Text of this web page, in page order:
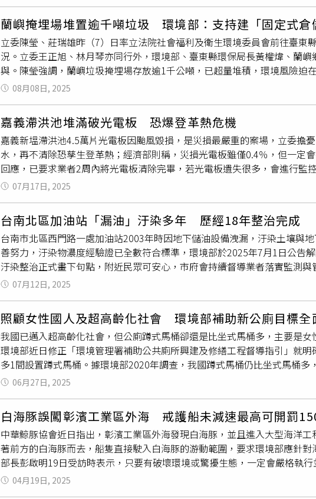
運，國防部也跟民眾進行對接，若是需要家戶清運，國軍可提供協助。此外
外，將比照《災害防救法》的相關規定，協調台糖土地暫置廢棄物。此外，
軍跟慈濟志工進行清理，經濟部產發署緊急購置的800套高壓噴水槍也在27
國軍、慈濟及光復鄉公所使用，提升清理效能。水電恢復部分，台水公司跟
家園需要大量用水，恐造成系統水壓不足，因此台水公司增加光復鄉設置接
的民眾，也會透過水車加強運補。至於農業部負責農水路的功能恢復，這兩
及南區
人員6日稽查新庄光電場廢棄光電板已清除。（圖／翻攝畫面
光電場稽查廢棄光電板已清除。（圖／翻攝畫面）環保局統計至8月29日仍
度，環保局指出，6日會同南區環管署人員到場稽查，已無廢棄光電板，已
司因大量毀損光電設施堆放路邊，依違反《廢棄物清理法》開罰，荷苞嶼滯
滯洪池被罰3次，各是100萬元、200萬元、300萬元，總計開罰900萬元，
繳，尚有700萬元未繳，但也不排除業者會提訴願。
蘭嶼掩埋場堆置逾千噸垃圾 環境部：支持建「固定式倉
立委陳瑩、莊瑞雄昨（7）日率立法院社會福利及衛生環境委員會前往臺東
況。立委王正旭、林月琴亦同行外，環境部、臺東縣環保局長黃權煒、蘭
與。陳瑩強調，蘭嶼垃圾掩埋場存放逾1千公噸，已超量堆積，環境風險迫
運垃圾，並提出長期處理規劃。目前蘭嶼每日垃圾產出約2公噸，年累積約
隨著觀光旺季即將到來，垃圾量恐將倍增。雖然環境部已核定「113–114
畫」，每年可轉運1,000公噸，但今（114）年度優先清運300多公噸裸露垃
局目前正辦理追加經費並擴充清運能量，避免垃圾堆置進一步危害居民健康
困境，陳瑩指出，受到東北季風與颱風影響，垃圾船班常常受阻，致使島
劃「固定式倉儲廠」，改善現有暫置設施，強化防颱、防外溢功能，避免
唯一掩埋場早已出現垃圾超量堆置情形，不僅垃圾堆如小山、自燃惡臭成常
嚴重影響居民生活與環境衛生安全。村民與當地議員皆強烈反映，垃圾外
考量蘭嶼特殊地理與強勁海風，建議規劃具抗海風侵蝕能力的堅固建築，並
也當場要求環境部，務必提高相關運費補助，協助蘭嶼將資源回收物清運出
得無虞」。環境部承諾，將與相關單位再赴蘭嶼會勘，確認清空蘭嶼島上
化蘭嶼環境。莊瑞雄提出兩項具體政策建議方向：一、提升政策透明，拓
圾清運替代方案，會同台東縣政府與航運單位，調度非東北季風期間之專
施，以舒緩掩埋場壓力、避免垃圾再次堆置失控。
08月08日, 2025
嘉義滯洪池堆滿破光電板 恐爆登革熱危機
嘉義新塭滯洪池4.5萬片光電板因颱風毀損，是災損最嚴重的案場，立委擔
水，再不清除恐孳生登革熱；經濟部則稱，災損光電板雖僅0.4％，但一定
回應，已要求業者2周內將光電板清除完畢，若光電板遺失很多，會進行監
出，她15日現勘發現新塭滯洪池堆積許多破碎的光電板，迄未清除，部分
形成登革熱，現場卻不見有施工單位或車輛清運，質疑為何經濟部跟環境
除？國民黨立委陳菁徽認為，即使每片光電板都標有序號，但一定會有零件
長顏旭明表示，已要求業者在2周內盡速清除堆在滯洪池的光電板，並優先
明則表示，14日檢驗嘉義、台南4處災損光電案場水質，重金屬含量均符合
光電板對環境沒有影響。每片光電板都有序號，若遺失很多，環境部後續
品加值產業園區一筆3900平方公尺的公共設施用地，供業者暫時堆放待回
蔡姓業者，聽到光電板要暫置園區，直說「不太適合吧？」除擔心汙染疑
07月17日, 2025
台南北區加油站「漏油」汙染多年 歷經18年整治完成
台南市北區西門路一處加油站2003年時因地下儲油設備洩漏，汙染土壤與
善努力，汙染物濃度經驗證已全數符合標準，環境部於2025年7月1日公告
汙染整治正式畫下句點，附近民眾可安心，市府會持續督導業者落實監測
出，2003年時環境部前身的環保署啟動全國老舊加油站汙染潛勢調查時，
「總石油碳氫化合物」，地下水中則含有「苯」、「甲苯」、「三氯乙烯
整治場址，業者於隔年提出整治計畫並獲核定，正式展開整治作業。因該
雜、站外道路地下管線密布，加上整治藥劑反應造成水質波動，工程歷經4
水處理、注藥分解等。整體工程歷時多年，投入經費近4700萬元，終於在
局今年4月進場進行汙染物驗證查核，結果顯示該處的土壤及地下水的汙染
報請環境部環管署審核後，正式同意於2025年7月1日公告解除列管，正式
調，加油站的儲油槽設施不能省，業者及員工必須做好監管，制定標準作
07月12日, 2025
照顧女性國人及超高齡化社會 環境部補助新公廁目標全
我國已邁入超高齡化社會，但公廁蹲式馬桶卻還是比坐式馬桶多，主要是女
環境部近日修正「環境管理署補助公共廁所興建及修繕工程督導指引」就
多1間設置蹲式馬桶。據環境部2020年調查，我國蹲式馬桶仍比坐式馬桶
內政部訂定的「公共建築物衛生設備設計手冊」提及，每座廁所坐式馬桶
森林公園之友基金會常務董事蔡建生27日參與環境部研討會時引述國外研
比水龍頭、手掌還多，而坐式廁所坐墊的細菌甚至比曬過太陽的衣服還少
到一旁，因此只能濕式清潔，讓細菌更易孳生，因此日本從2015年後不再
約50％民眾偏好使用蹲式廁所，女性比率更高、主要原因為擔心坐式馬桶
等，環境部今年已修正工程督導指引並且指出，目標推動全坐式馬桶，每
境衛生組副組長林憶芳說，全坐式廁所為未來方向，會以環境部補助設立
會中也有專家學者提及應多用如乾式清潔，
官員說，會從教育訓練
06月27日, 2025
白海豚誤闖彰濱工業區外海 戒護船未減速最高可開罰
中華鯨豚協會近日指出，彰濱工業區外海發現白海豚，並且進入大型海洋
著前方的白海豚而去，船隻直接駛入白海豚的游動範圍，要求環境部應針
部長彭啟明19日受訪時表示，只要有破壞環境或驚擾生態，一定會嚴格執行
重可依環評法處150萬元罰鍰。鯨豚協會表示，海域工程是海龍離岸風力發
團隊承諾「在施工期間施工船隻船速將管制在6節以下，且盡可能避免在
04月19日, 2025